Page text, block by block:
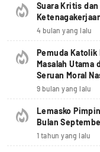
Suara Kritis
4 bulan yang lalu
Pemuda Katolik
Masalah Utama
Seruan Moral
9 bulan yang lalu
Lemasko
Bulan
1 tahun yang lalu